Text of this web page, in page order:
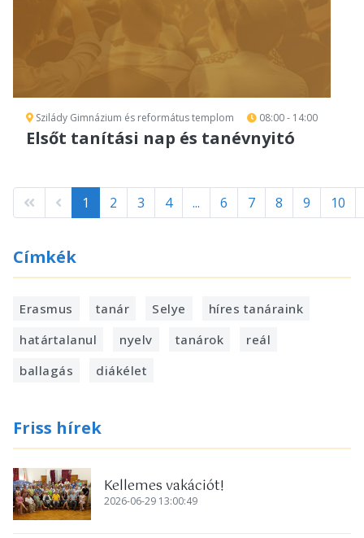
Szilády Gimnázium és református templom 08:00 - 14:00
Elsőt tanítási nap és tanévnyitó
1 2 3 4 ... 6 7 8 9 10
Címkék
Erasmus tanár Selye
híres tanáraink
határtalanul
nyelv tanárok
reál
ballagás
diákélet
Friss hírek
2026-06-29 13:00:49
Kellemes vakációt!